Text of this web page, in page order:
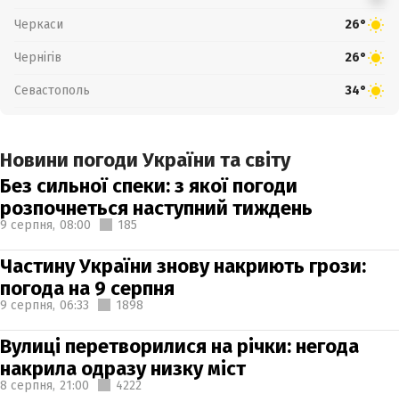
Черкаси 26°
Чернігів 26°
Севастополь 34°
Новини погоди України та світу
Без сильної спеки: з якої погоди
розпочнеться наступний тиждень
9 серпня, 08:00 185
Частину України знову накриють грози:
погода на 9 серпня
9 серпня, 06:33 1898
Вулиці перетворилися на річки: негода
накрила одразу низку міст
8 серпня, 21:00 4222